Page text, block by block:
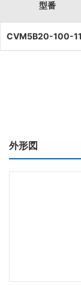
型番
CVM5B20-100-
外形図